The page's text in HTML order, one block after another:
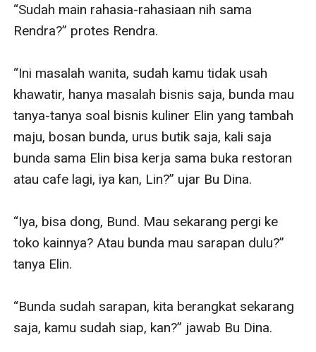
“Sudah main rahasia-rahasiaan nih sama
Rendra?” protes Rendra.
“Ini masalah wanita, sudah kamu tidak usah
khawatir, hanya masalah bisnis saja, bunda mau
tanya-tanya soal bisnis kuliner Elin yang tambah
maju, bosan bunda, urus butik saja, kali saja
bunda sama Elin bisa kerja sama buka restoran
atau cafe lagi, iya kan, Lin?” ujar Bu Dina.
“Iya, bisa dong, Bund. Mau sekarang pergi ke
toko kainnya? Atau bunda mau sarapan dulu?”
tanya Elin.
“Bunda sudah sarapan, kita berangkat sekarang
saja, kamu sudah siap, kan?” jawab Bu Dina.